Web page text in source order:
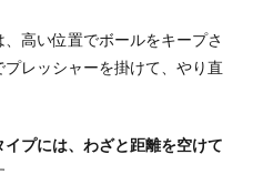
高い位置でボールをキープさ
レッシャーを掛けて、やり直
プには、わざと距離を空けて